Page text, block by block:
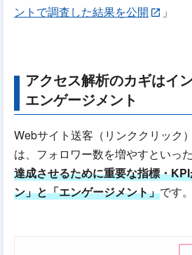
ントで調査した結果を公開
」
アクセス解析のカギはイ
エンゲージメント
Webサイト送客（リンククリック
は、フォロワー数を増やすといった
達成させるために重要な指標・
ン」と「エンゲージメント」です。